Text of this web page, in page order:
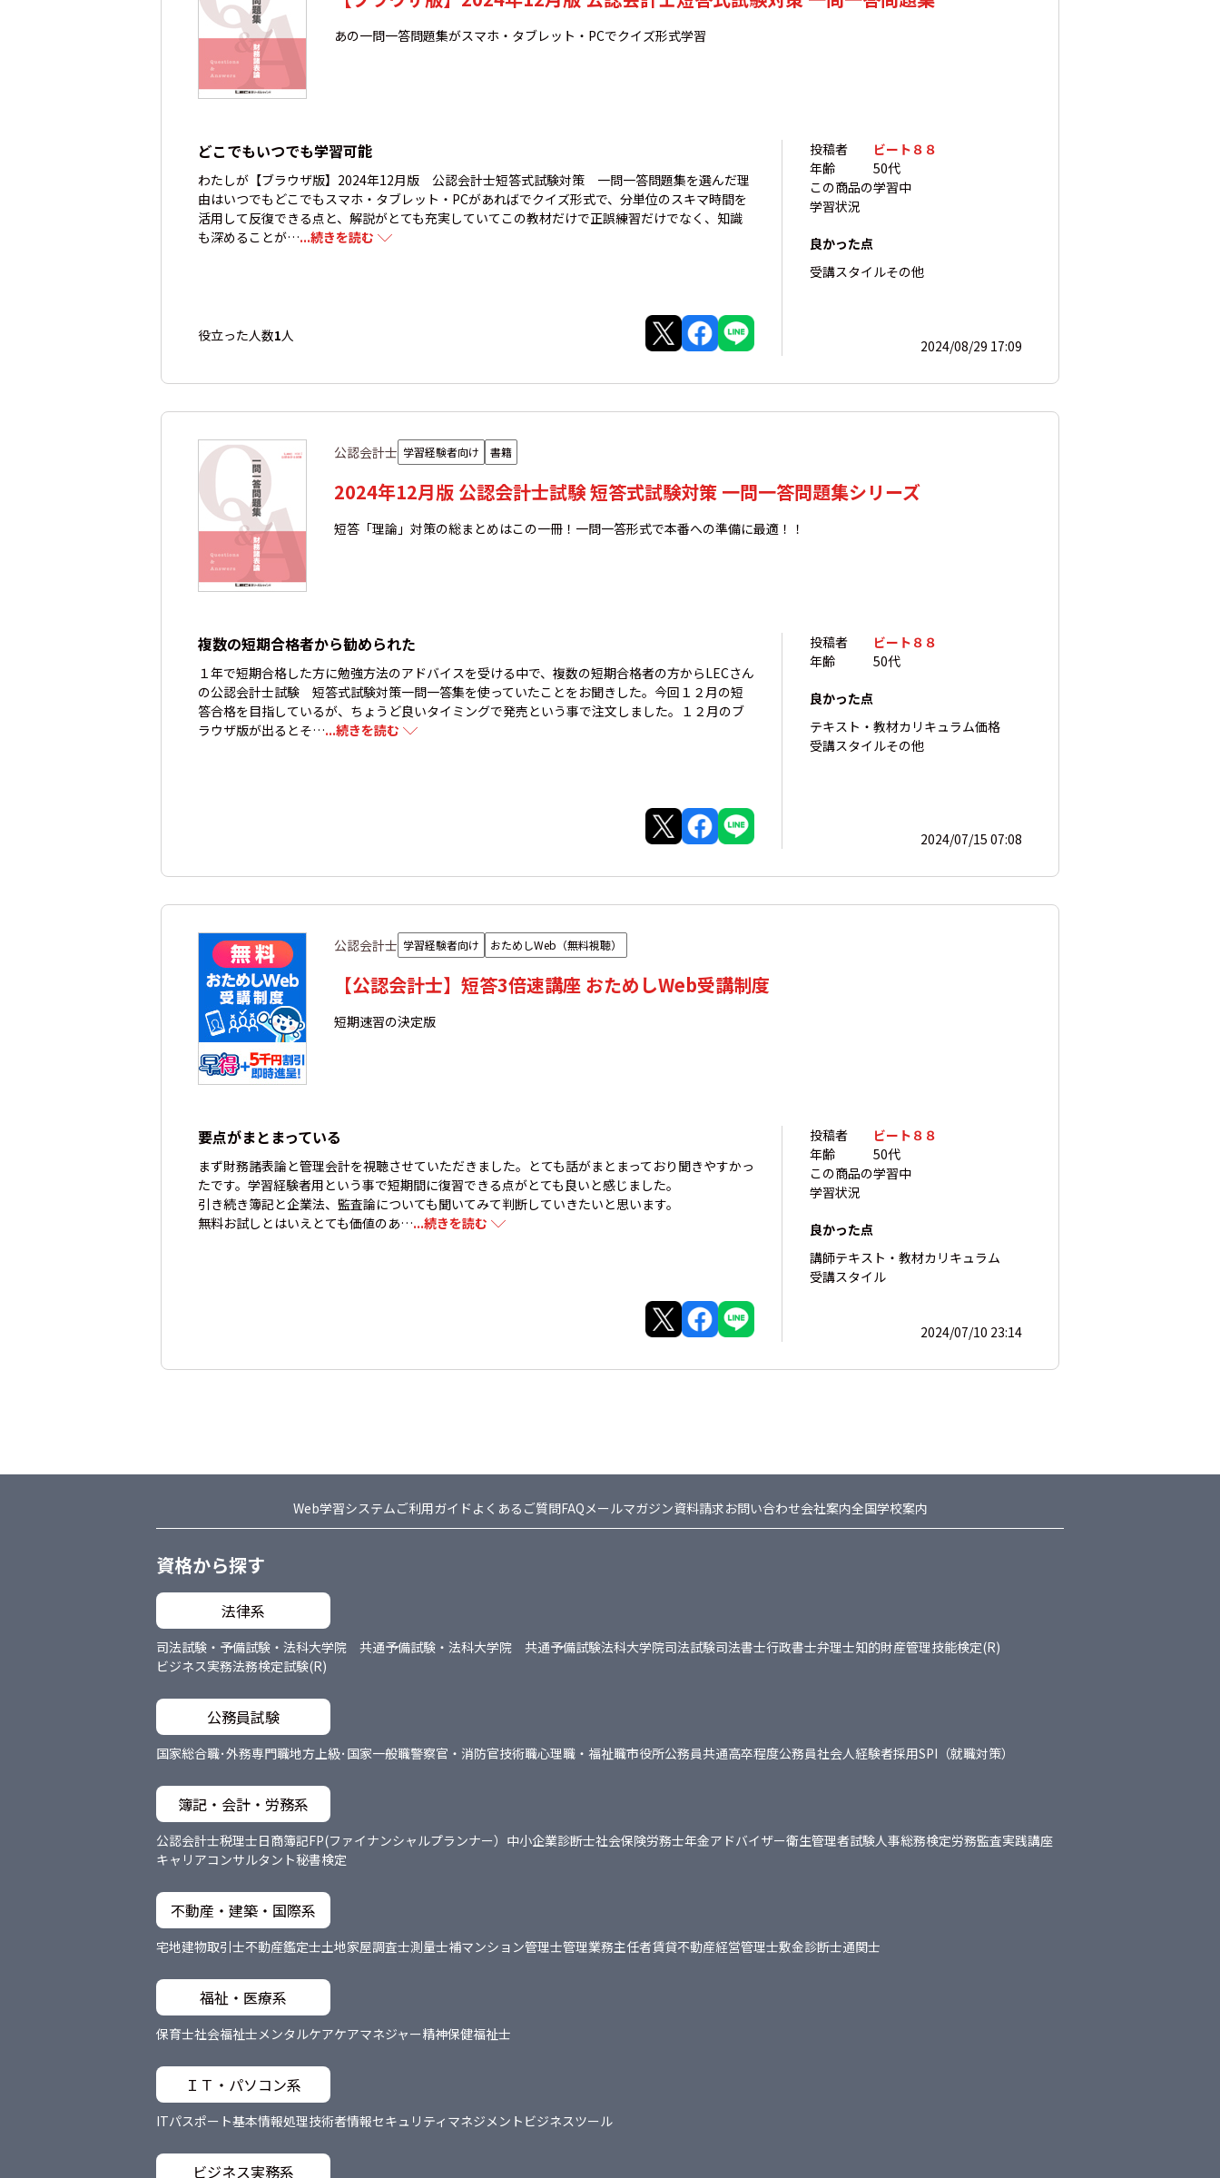
あの一問一答問題集がスマホ・タブレット・PCでクイズ形式学習
どこでもいつでも学習可能
わたしが【ブラウザ版】2024年12月版 公認会計士短答式試験対策 一問一答問題集を選んだ理
由はいつでもどこでもスマホ・タブレット・PCがあればでクイズ形式で、分単位のスキマ時間を
活用して反復できる点と、解説がとても充実していてこの教材だけで正誤練習だけでなく、知識
も深めることが…...続きを読む
役立った人数1人
投稿者
ビート８８
年齢
50代
この商品の
学習状況
学習中
良かった点
受講スタイルその他
2024/08/29 17:09
公認会計士 学習経験者向け 書籍
2024年12月版 公認会計士試験 短答式試験対策 一問一答問題集シリーズ
短答「理論」対策の総まとめはこの一冊！一問一答形式で本番への準備に最適！！
複数の短期合格者から勧められた
１年で短期合格した方に勉強方法のアドバイスを受ける中で、複数の短期合格者の方からLECさん
の公認会計士試験 短答式試験対策一問一答集を使っていたことをお聞きした。今回１２月の短
答合格を目指しているが、ちょうど良いタイミングで発売という事で注文しました。１２月のブ
ラウザ版が出るとそ…...続きを読む
投稿者
ビート８８
年齢
50代
良かった点
テキスト・教材カリキュラム価格
受講スタイルその他
2024/07/15 07:08
公認会計士 学習経験者向け おためしWeb（無料視聴）
【公認会計士】短答3倍速講座 おためしWeb受講制度
短期速習の決定版
要点がまとまっている
まず財務諸表論と管理会計を視聴させていただきました。とても話がまとまっており聞きやすかっ
たです。学習経験者用という事で短期間に復習できる点がとても良いと感じました。
引き続き簿記と企業法、監査論についても聞いてみて判断していきたいと思います。
無料お試しとはいえとても価値のあ…...続きを読む
投稿者
ビート８８
年齢
50代
この商品の
学習状況
学習中
良かった点
講師テキスト・教材カリキュラム
受講スタイル
2024/07/10 23:14
Web学習システムご利用ガイド よくあるご質問FAQメールマガジン資料請求お問い合わせ会社案内全国学校案内
資格から探す
法律系
司法試験・予備試験・法科大学院 共通予備試験・法科大学院 共通予備試験法科大学院司法試験司法書士行政書士弁理士知的財産管理技能検定(R)
ビジネス実務法務検定試験(R)
公務員試験
国家総合職･外務専門職地方上級･国家一般職警察官・消防官技術職心理職・福祉職市役所公務員共通高卒程度公務員社会人経験者採用SPI（就職対策）
簿記・会計・労務系
公認会計士税理士日商簿記FP(ファイナンシャルプランナー） 中小企業診断士社会保険労務士年金アドバイザー衛生管理者試験人事総務検定労務監査実践講座
キャリアコンサルタント秘書検定
不動産・建築・国際系
宅地建物取引士不動産鑑定士土地家屋調査士測量士補マンション管理士管理業務主任者賃貸不動産経営管理士敷金診断士通関士
福祉・医療系
保育士社会福祉士メンタルケアケアマネジャー精神保健福祉士
ＩＴ・パソコン系
ITパスポート基本情報処理技術者情報セキュリティマネジメント ビジネスツール
ビジネス実務系